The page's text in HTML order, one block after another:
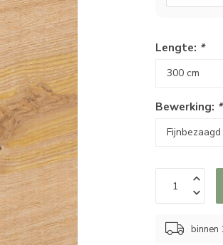
Lengte: *
Bewerking: *
binnen